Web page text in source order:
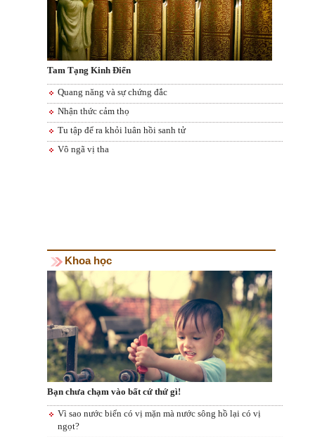
Tam Tạng Kinh Điển
Quang năng và sự chứng đắc
Nhận thức cảm thọ
Tu tập để ra khỏi luân hồi sanh tử
Vô ngã vị tha
Khoa học
Bạn chưa chạm vào bất cứ thứ gì!
Vì sao nước biển có vị mặn mà nước sông hồ lại có vị
ngọt?